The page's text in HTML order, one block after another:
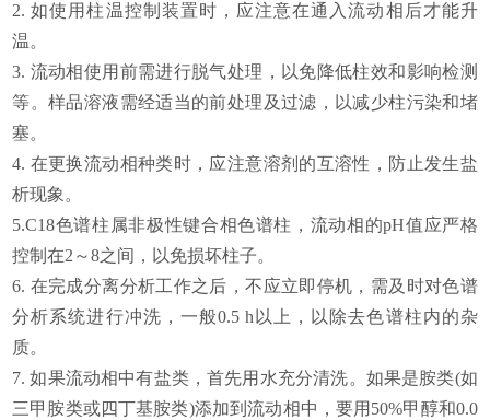
2. 如使用柱温控制装置时，应注意在通入流动相后才能升
温。
3. 流动相使用前需进行脱气处理，以免降低柱效和影响检测
等。样品溶液需经适当的前处理及过滤，以减少柱污染和堵
塞。
4. 在更换流动相种类时，应注意溶剂的互溶性，防止发生盐
析现象。
5.C18色谱柱属非极性键合相色谱柱，流动相的pH值应严格
控制在2～8之间，以免损坏柱子。
6. 在完成分离分析工作之后，不应立即停机，需及时对色谱
分析系统进行冲洗，一般0.5 h以上，以除去色谱柱内的杂
质。
7. 如果流动相中有盐类，首先用水充分清洗。如果是胺类(如
三甲胺类或四丁基胺类)添加到流动相中，要用50%甲醇和0.0